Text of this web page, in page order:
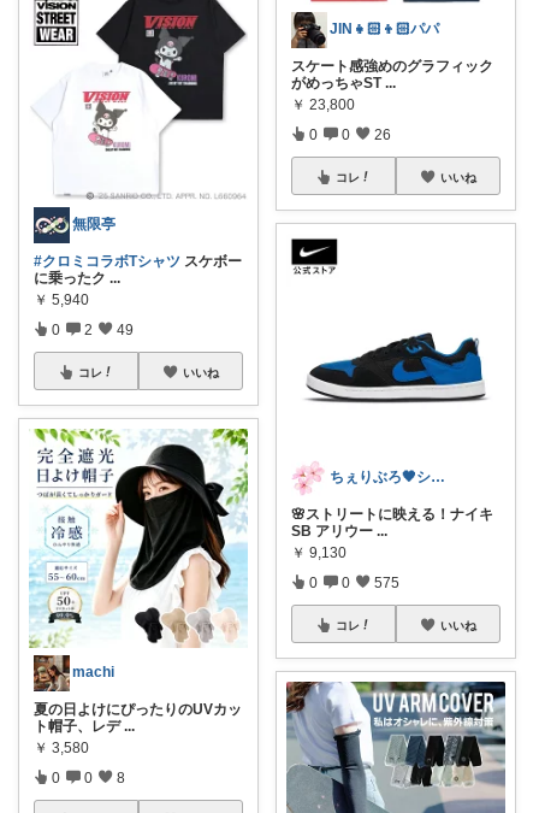
無限亭
#クロミコラボTシャツ スケボー
に乗ったク ...
￥ 5,940
0 2 49
コレ いいね
machi
夏の日よけにぴったりのUVカッ
ト帽子、レデ ...
￥ 3,580
0 0 8
JIN👧🏻👦🏻パパ
スケート感強めのグラフィック
がめっちゃST ...
￥ 23,800
0 0 26
コレ いいね
ちぇりぶろ🖤シンプルモダン🤍
🌸ストリートに映える！ナイキ
SB アリウー ...
￥ 9,130
0 0 575
コレ いいね